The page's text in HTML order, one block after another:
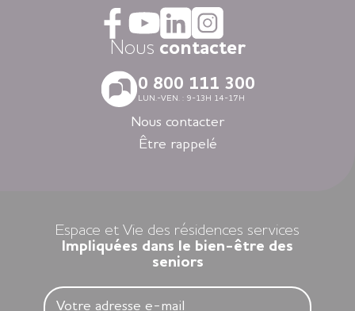
coordination médicale inclues. Faites le choix du confort
avec la restauration, la blanchisserie, l’espace coiffure-beauté
ou l’espace forme et détente à votre disposition dans vos
espaces communs.
Avec nos logements modernes et spécialement adaptés aux
personnes âgées vous vivez en toute autonomie dans des
villes agréables et des environnements soigneusement
sélectionnés en Nouvelle-Aquitaine, en Auvergne-Rhône-
Alpes, en Ile-de-France, en Bretagne et dans les Pays de la
Nous contacter
0 800 111 300
LUN.-VEN. : 9-13H 14-17H
Nous contacter
Être rappelé
Espace et Vie des résidences services
Impliquées dans le bien-être des
seniors